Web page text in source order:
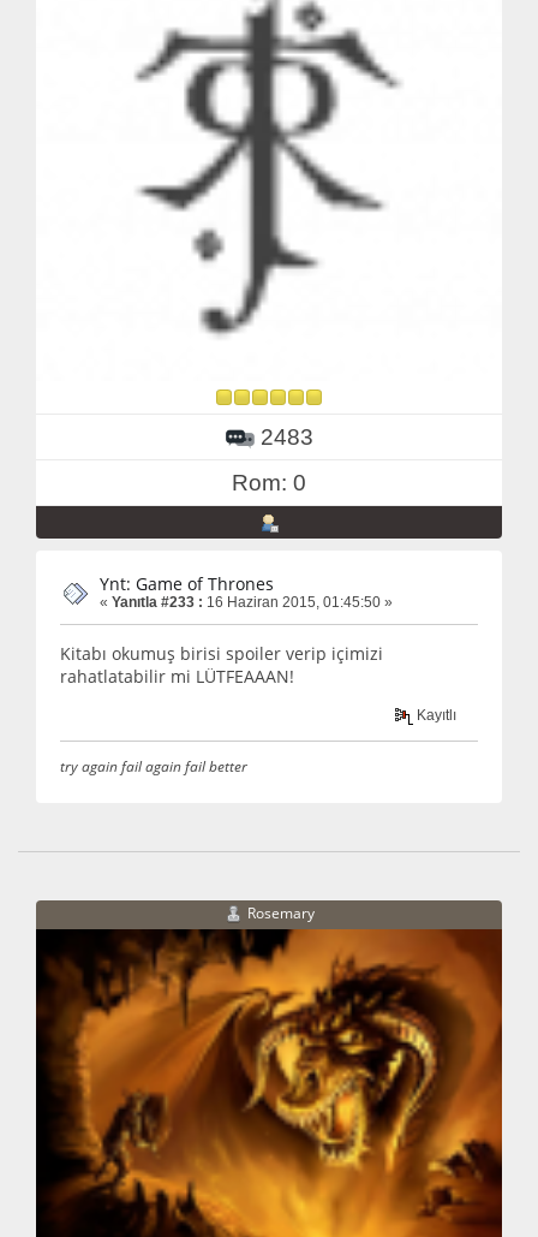
2483
Rom: 0
Ynt: Game of Thrones
« Yanıtla #233 : 16 Haziran 2015, 01:45:50 »
Kitabı okumuş birisi spoiler verip içimizi
rahatlatabilir mi LÜTFEAAAN!
Kayıtlı
try again fail again fail better
Rosemary